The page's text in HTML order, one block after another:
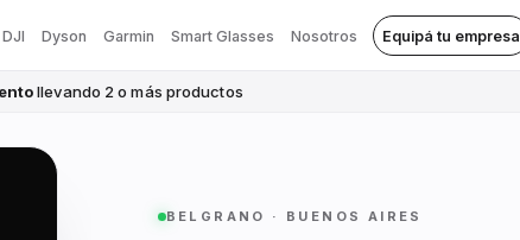
DJI Dyson Garmin Smart Glasses Nosotros Equipá tu empresa
llevando 2 o más productos
BELGRANO · BUENOS AIRES